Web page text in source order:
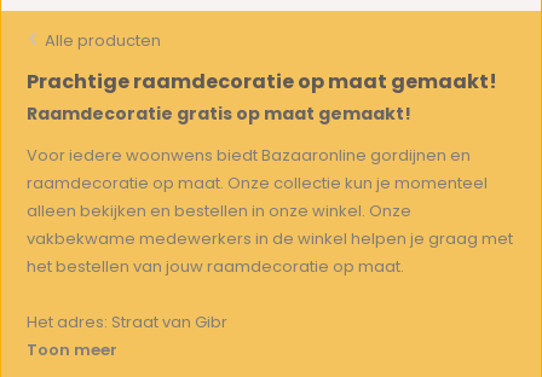
Alle producten
Prachtige raamdecoratie op maat gemaakt!
Raamdecoratie gratis op maat gemaakt!
Voor iedere woonwens biedt Bazaaronline gordijnen en
raamdecoratie op maat. Onze collectie kun je momenteel
alleen bekijken en bestellen in onze winkel. Onze
vakbekwame medewerkers in de winkel helpen je graag met
het bestellen van jouw raamdecoratie op maat.
Het adres: Straat van Gibr
Toon meer